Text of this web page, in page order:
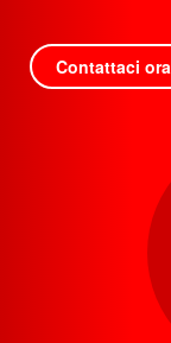
Contattaci ora